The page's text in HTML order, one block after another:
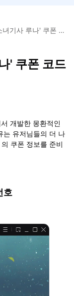
기사 루나' 쿠폰 코
' 쿠폰 코드
개발한 몽환적인
는 유저님들의 더 나
쿠폰 정보를 준비
호